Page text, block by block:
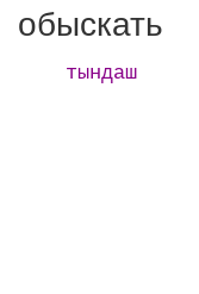
обыскать
тындаш